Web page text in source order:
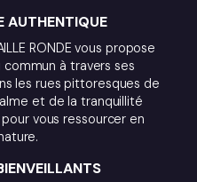
AUTHENTIQUE
RONDE vous propose
à travers ses
les rues pittoresques de
et de la tranquillité
vous ressourcer en